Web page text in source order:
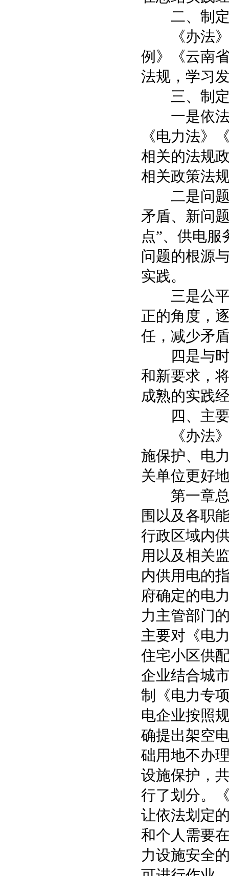
二、制定
《办法》
例》《云南
法规，学习
三、制定
一是依法
《电力法》
相关的法规
相关政策法
二是问题
矛盾、新问
点”、供电服
问题的根源
实践。
三是公平
正的角度，
任，减少矛
四是与时
和新要求，
成熟的实践
四、主要
《办法》
施保护、电
关单位更好
第一章总
围以及各职
行政区域内
用以及相关
内供用电的
府确定的电
力主管部门
主要对《电
住宅小区供
企业结合城
制《电力专
电企业按照
确提出架空
础用地不办
设施保护，
行了划分。
让依法划定
和个人需要
力设施安全